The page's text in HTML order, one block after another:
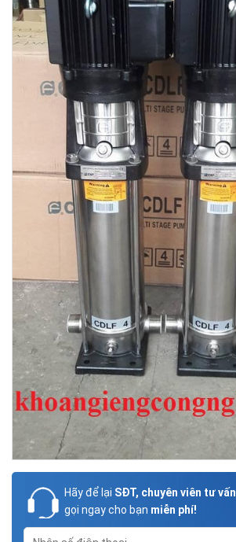
Hãy để lại SĐT, chuyên viên tư vấn
gọi ngay cho bạn miễn phí!